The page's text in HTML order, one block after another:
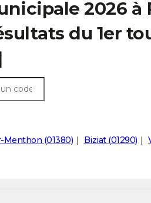
2026 à
du 1er
Menthon (01380) Biziat (01290)